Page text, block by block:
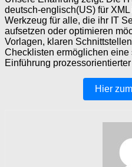
deutsch-englisch(US) für
Werkzeug für alle, die ihr IT
aufsetzen oder optimieren
Vorlagen, klaren
Checklisten ermöglichen
Einführung
Hier